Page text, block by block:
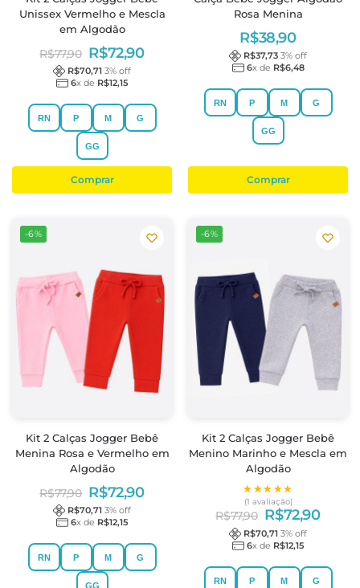
Unissex Vermelho e Mescla
em Algodão
R$77,90 R$72,90
R$70,71 3% off
6x de R$12,15
RN P M G
GG
Comprar
Rosa Menina
R$38,90
R$37,73 3% off
6x de R$6,48
RN P M G
GG
Comprar
-6%
Kit 2 Calças Jogger Bebê
Menina Rosa e Vermelho em
Algodão
R$77,90 R$72,90
R$70,71 3% off
6x de R$12,15
RN P M G
GG
-6%
Kit 2 Calças Jogger Bebê
Menino Marinho e Mescla em
Algodão
R$77,90 R$72,90
★★★★★
★★★★★
(1 avaliação)
R$70,71 3% off
6x de R$12,15
RN P M G